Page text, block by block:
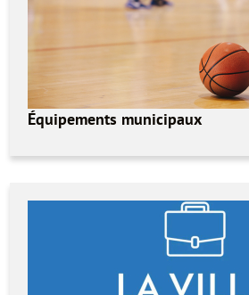
Équipements municipaux